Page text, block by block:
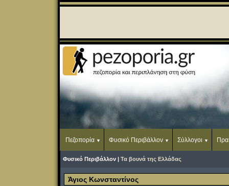
Πεζοπορία Φυσικό Περιβάλλον Σύλλογοι
Φυσικό Περιβάλλον | Τα βουνά της Ελλάδας
Άγιος Κωνσταντίνος